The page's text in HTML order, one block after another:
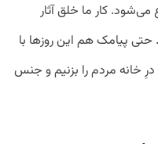
کار ما خلق آثار
پیامک هم این روزها با
خانه مردم را بزنیم و جنس